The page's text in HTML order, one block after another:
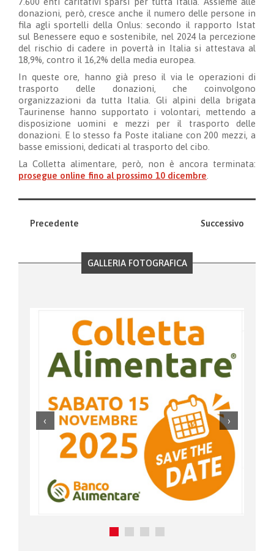
donazioni, però, cresce anche il numero delle persone in
fila agli sportelli della Onlus: secondo il rapporto Istat
sul Benessere equo e sostenibile, nel 2024 la percezione
del rischio di cadere in povertà in Italia si attestava al
18,9%, contro il 16,2% della media europea.
In queste ore, hanno già preso il via le operazioni di
trasporto delle donazioni, che coinvolgono
organizzazioni da tutta Italia. Gli alpini della brigata
Taurinense hanno supportato i volontari, mettendo a
disposizione uomini e mezzi per il trasporto delle
donazioni. E lo stesso fa Poste italiane con 200 mezzi, a
basse emissioni, dedicati al trasporto del cibo.
La Colletta alimentare, però, non è ancora terminata:
prosegue online fino al prossimo 10 dicembre
Precedente Successivo
GALLERIA FOTOGRAFICA